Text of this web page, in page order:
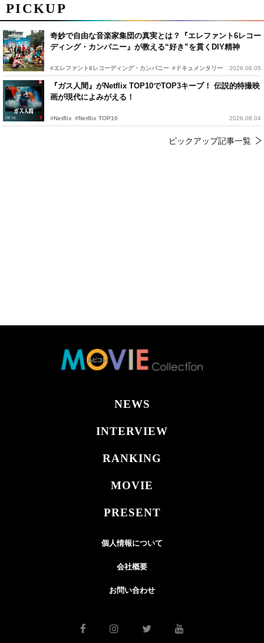
PICKUP
奇妙で自由な音楽家集団の真実とは？『エレファント6レコー
ディング・カンパニー』が教える“好き”を貫くDIY精神
#エレファント6レコーディング・カンパニー #ドキュメンタリー 2026.08.05
『ガス人間』がNetflix TOP10でTOP3キープ！ 伝説的特撮映
画が現代によみがえる！
#Netflix #Netflix TOP10 2026.08.04
ピックアップ記事一覧
NEWS
INTERVIEW
RANKING
MOVIE
PRESENT
個人情報について
会社概要
お問い合わせ